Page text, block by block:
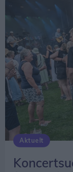
Aktuelt